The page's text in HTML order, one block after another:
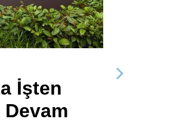
İşten
Devam
Sonraki